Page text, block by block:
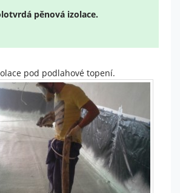
pěnová izolace.
pod podlahové topení.
volitelné.
webu.
Statistiky
Abychom
mohli
zlepšit
funkčnost
strukturu